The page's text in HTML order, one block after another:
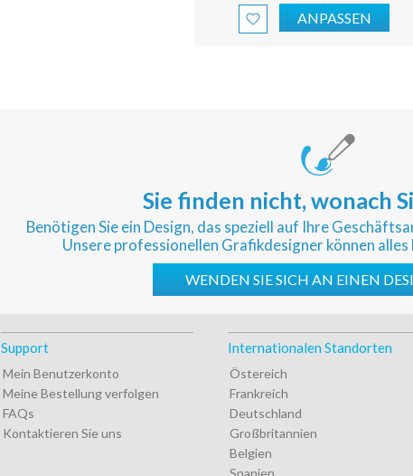
ANPASSEN
Sie finden nicht, wonach
Benötigen Sie ein Design, das speziell auf Ihre
Unsere professionellen Grafikdesigner können alles
WENDEN SIE SICH AN EINEN
Support
Mein Benutzerkonto
Meine Bestellung verfolgen
FAQs
Kontaktieren Sie uns
Internationalen Standorten
Östereich
Frankreich
Deutschland
Großbritannien
Belgien
Spanien